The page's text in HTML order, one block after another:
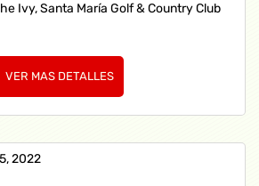
Ivy, Santa María Golf & Country Club
VER MAS DETALLES
2022